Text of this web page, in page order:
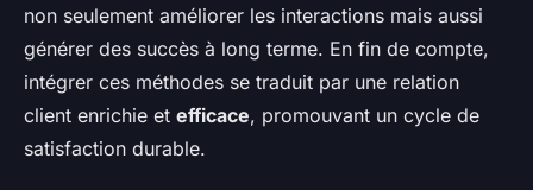
non seulement améliorer les interactions mais aussi
générer des succès à long terme. En fin de compte,
intégrer ces méthodes se traduit par une relation
client enrichie et efficace, promouvant un cycle de
satisfaction durable.